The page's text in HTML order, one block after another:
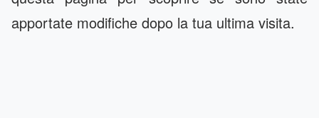
apportate modifiche dopo la tua ultima visita.